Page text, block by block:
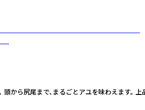
まるごとアユを味わえます。 上品な